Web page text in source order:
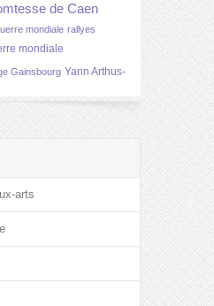
de Caen
mondiale rallyes
mondiale
Gainsbourg Yann Arthus-
arts